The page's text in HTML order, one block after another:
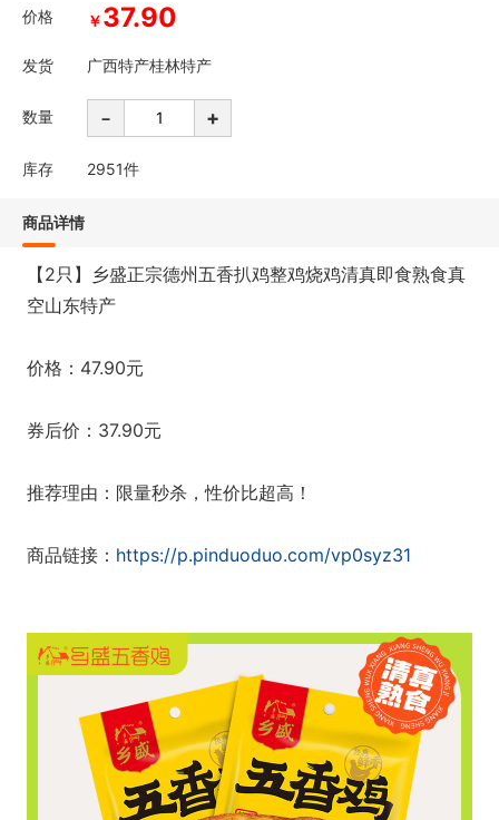
价格 ￥37.90
发货 广西特产桂林特产
数量 - +
库存 2951件
商品详情
【2只】乡盛正宗德州五香扒鸡整鸡烧鸡清真即食熟食真
空山东特产
价格：47.90元
券后价：37.90元
推荐理由：限量秒杀，性价比超高！
商品链接： https://p.pinduoduo.com/vp0syz31